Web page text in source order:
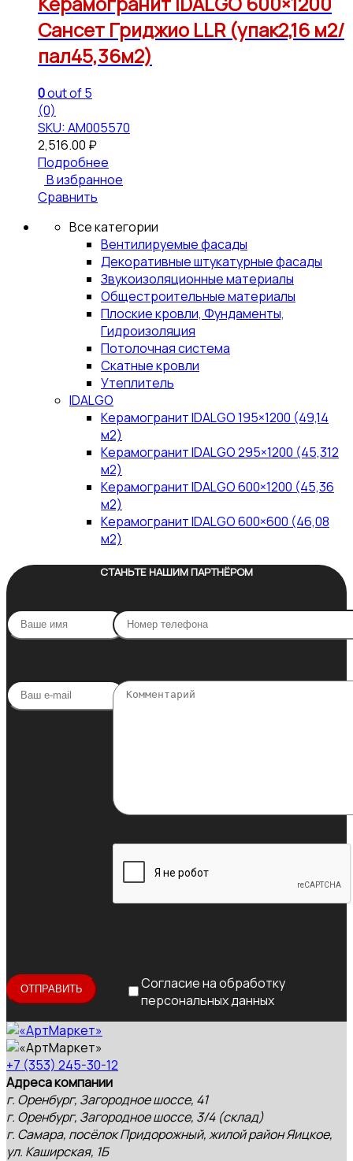
Сансет Гриджио LLR (упак2,16 м2/
пал45,36м2)
0out of 5
(0)
SKU: АМ005570
2,516.00 ₽
Подробнее
В избранное
Сравнить
Все категории
Вентилируемые фасады
Декоративные штукатурные фасады
Звукоизоляционные материалы
Общестроительные материалы
Плоские кровли, Фундаменты,
Гидроизоляция
Потолочная система
Скатные кровли
Утеплитель
IDALGO
Керамогранит IDALGO 195×1200 (49,14
м2)
Керамогранит IDALGO 295×1200 (45,312
м2)
Керамогранит IDALGO 600×1200 (45,36
м2)
Керамогранит IDALGO 600×600 (46,08
м2)
СТАНЬТЕ НАШИМ ПАРТНЁРОМ
Согласие на обработку
персональных данных
+7 (353) 245-30-12
Адреса компании
г. Оренбург, Загородное шоссе, 41
г. Оренбург, Загородное шоссе, 3/4 (склад)
г. Самара, посёлок Придорожный, жилой район Яицкое,
ул. Каширская, 1Б